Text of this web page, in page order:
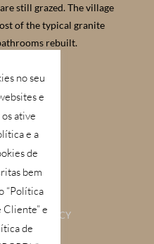
still grazed. The village
of the typical granite
rebuilt.
& Safe
POLICY
no seu
e
ative
e a
de
bem
“Política
e
de